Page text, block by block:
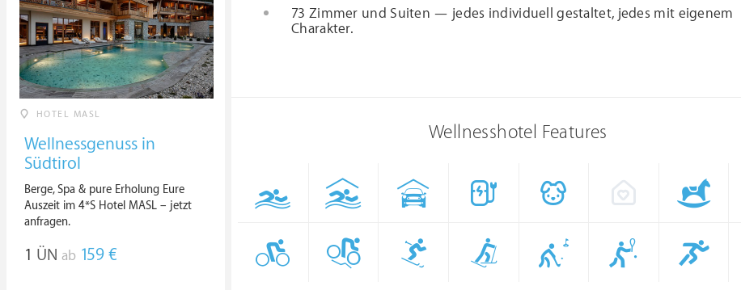
73 Zimmer und Suiten — jedes individuell gestaltet, jedes mit eigenem
Charakter.
Wellnesshotel Features
HOTEL MASL
Wellnessgenuss in
Südtirol
Berge, Spa & pure Erholung Eure
Auszeit im 4*S Hotel MASL – jetzt
anfragen.
1 ÜN ab 159 €